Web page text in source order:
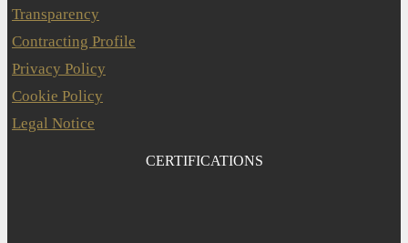
Transparency
Contracting Profile
Privacy Policy
Cookie Policy
Legal Notice
CERTIFICATIONS